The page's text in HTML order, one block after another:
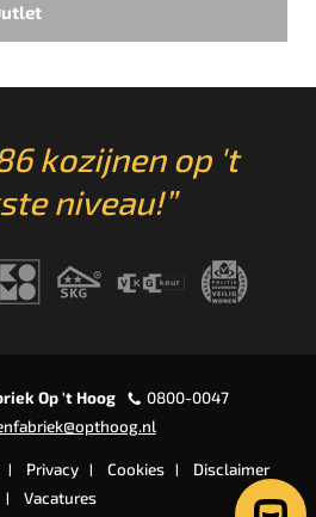
kozijnen op 't
niveau!”
Op 't Hoog
0800-0047
Privacy Cookies
Disclaimer
Vacatures